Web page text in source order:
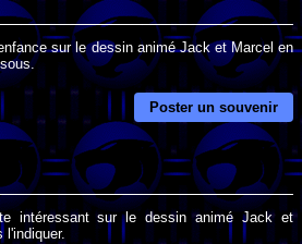
sur le dessin animé Jack et Marcel en
Poster un souvenir
intéressant sur le dessin animé Jack et
l'indiquer.